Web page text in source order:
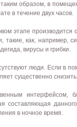
образом, в
в течение двух часов.
этапе производится
такие, как, например,
вирусы и грибки.
люди. Если в
существенно
интерфейсом,
составляющая
в ночное время.